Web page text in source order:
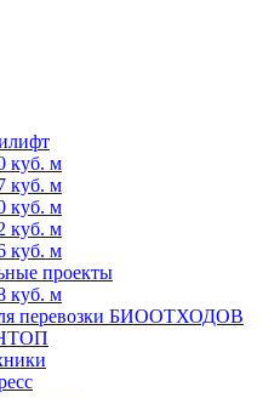
куб. м
куб. м
куб. м
куб. м
куб. м
проекты
куб. м
перевозки БИООТХОДОВ